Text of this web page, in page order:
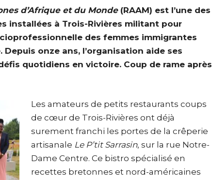
d’Afrique et du Monde(RAAM) est l’une des
installées à Trois-Rivières militant pour
des femmes immigrantes
onze ans, l’organisation aide ses
quotidiens en victoire. Coup de rame après
Les amateurs de petits restaurants coups
de cœur de Trois-Rivières ont déjà
surement franchi les portes de la crêperie
artisanale Le P’tit Sarrasin, sur la rue Notre-
Dame Centre. Ce bistro spécialisé en
recettes bretonnes et nord-américaines